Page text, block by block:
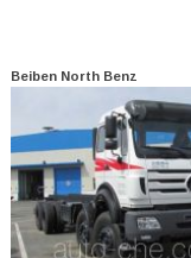
Beiben North Benz